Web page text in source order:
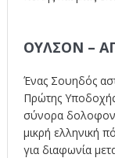
ΟΥΛΣΟΝ –
Ένας Σουηδός
Πρώτης
σύνορα
μικρή ελληνική
για διαφωνία